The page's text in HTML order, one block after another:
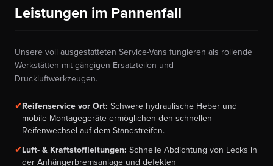
Leistungen im Pannenfall
Unsere voll ausgestatteten Service-Vans fungieren als rollende
Werkstätten mit gängigen Ersatzteilen und
Druckluftwerkzeugen.
✔Reifenservice vor Ort: Schwere hydraulische Heber und
mobile Montagegeräte ermöglichen den schnellen
Reifenwechsel auf dem Standstreifen.
✔Luft- & Kraftstoffleitungen: Schnelle Abdichtung von Lecks in
der Anhängerbremsanlage und defekten